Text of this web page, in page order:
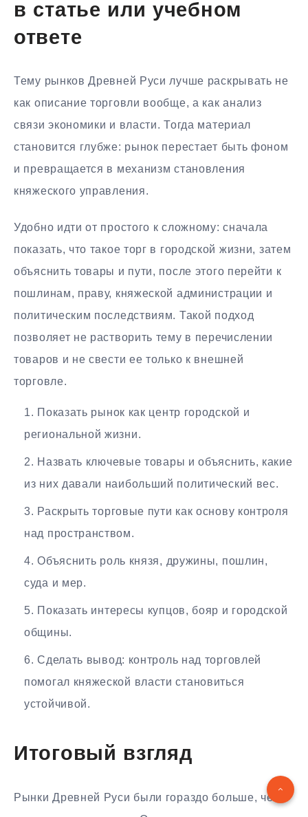
в статье или учебном
ответе
Тему рынков Древней Руси лучше раскрывать не
как описание торговли вообще, а как анализ
связи экономики и власти. Тогда материал
становится глубже: рынок перестает быть фоном
и превращается в механизм становления
княжеского управления.
Удобно идти от простого к сложному: сначала
показать, что такое торг в городской жизни, затем
объяснить товары и пути, после этого перейти к
пошлинам, праву, княжеской администрации и
политическим последствиям. Такой подход
позволяет не растворить тему в перечислении
товаров и не свести ее только к внешней
торговле.
Показать рынок как центр городской и
региональной жизни.
Назвать ключевые товары и объяснить, какие
из них давали наибольший политический вес.
Раскрыть торговые пути как основу контроля
над пространством.
Объяснить роль князя, дружины, пошлин,
суда и мер.
Показать интересы купцов, бояр и городской
общины.
Сделать вывод: контроль над торговлей
помогал княжеской власти становиться
устойчивой.
Итоговый взгляд
Рынки Древней Руси были гораздо больше, чем